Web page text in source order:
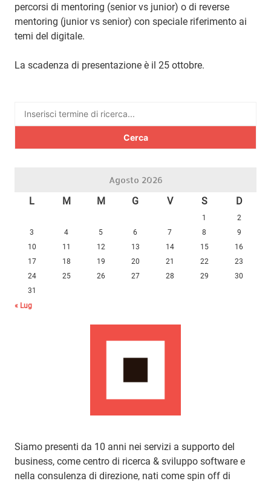
percorsi di mentoring (senior vs junior) o di reverse
mentoring (junior vs senior) con speciale riferimento ai
temi del digitale.
La scadenza di presentazione è il 25 ottobre.
Ricerca
Agosto 2026
L M M G V S D
1
2
3
4 5 6 7 8
9
10
11 12 13 14 15
16
17
18 19 20 21 22
23
24
25 26 27 28 29
30
31
« Lug
Siamo presenti da 10 anni nei servizi a supporto del
business, come centro di ricerca & sviluppo software e
nella consulenza di direzione, nati come spin off di